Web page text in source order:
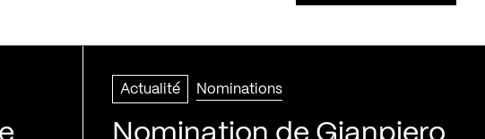
Actualité Nominations
Nomination de Gianpiero